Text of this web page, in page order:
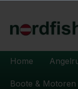
Zur
Home
Boote & Motoren